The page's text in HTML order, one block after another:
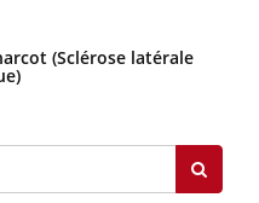
(Sclérose latérale